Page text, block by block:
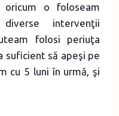
oricum o foloseam
intervenţii
folosi periuţa
suficient să apeşi pe
cu 5 luni în urmă, şi